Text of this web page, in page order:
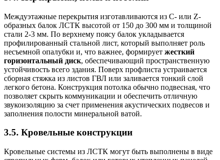
Междуэтажные перекрытия изготавливаются из С- или Z-
образных балок ЛСТК высотой от 150 до 300 мм и толщиной
стали 2-3 мм. По верхнему поясу балок укладывается
профилированный стальной лист, который выполняет роль
несъемной опалубки и, что важнее, формирует жесткий
горизонтальный диск, обеспечивающий пространственную
устойчивость всего здания. Поверх профлиста устраивается
сборная стяжка из листов ГВЛ или заливается тонкий слой
легкого бетона. Конструкция потолка обычно подвесная, что
позволяет скрыть коммуникации и обеспечить отличную
звукоизоляцию за счет применения акустических подвесов и
заполнения полости минеральной ватой.
3.5. Кровельные конструкции
Кровельные системы из ЛСТК могут быть выполнены в виде